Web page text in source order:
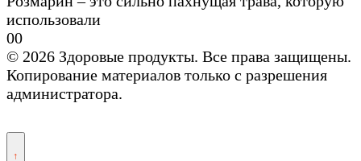
использовали
00
© 2026 Здоровые продукты. Все права защищены.
Копирование материалов только с разрешения
администратора.